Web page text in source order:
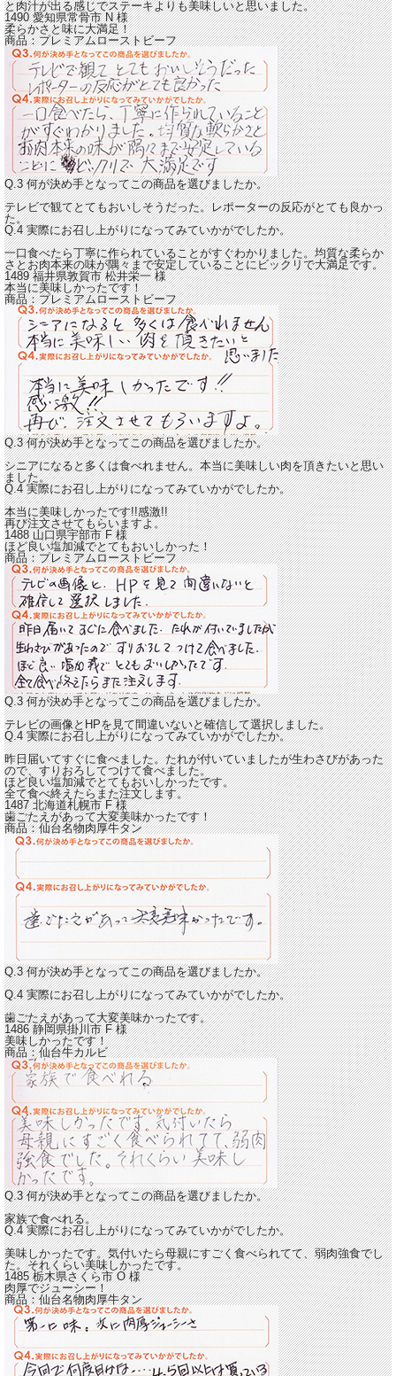
と肉汁が出る感じでステーキよりも美味しいと思いました。
1490 愛知県常骨市N様
柔らかさと味に大満足！
商品：プレミアムローストビーフ
Q.3 何が決め手となってこの商品を選びましたか。
テレビで観てとてもおいしそうだった。レポーターの反応がとても良かっ
た。
Q.4 実際にお召し上がりになってみていかがでしたか。
一口食べたら丁寧に作られていることがすぐわかりました。均質な柔らか
さとお肉本来の味が隅々まで安定していることにビックリで大満足です。
1489 福井県敦賀市松井栄一様
本当に美味しかったです！
商品：プレミアムローストビーフ
Q.3 何が決め手となってこの商品を選びましたか。
シニアになると多くは食べれません。本当に美味しい肉を頂きたいと思い
ました。
Q.4 実際にお召し上がりになってみていかがでしたか。
本当に美味しかったです!!感激!!
再び注文させてもらいますよ。
1488 山口県宇部市F様
ほど良い塩加減でとてもおいしかった！
商品：プレミアムローストビーフ
Q.3 何が決め手となってこの商品を選びましたか。
テレビの画像とHPを見て間違いないと確信して選択しました。
Q.4 実際にお召し上がりになってみていかがでしたか。
昨日届いてすぐに食べました。たれが付いていましたが生わさびがあった
ので、すりおろしてつけて食べました。
ほど良い塩加減でとてもおいしかったです。
全て食べ終えたらまた注文します。
1487 北海道札幌市F様
歯ごたえがあって大変美味かったです！
商品：仙台名物肉厚牛タン
Q.3 何が決め手となってこの商品を選びましたか。
Q.4 実際にお召し上がりになってみていかがでしたか。
歯ごたえがあって大変美味かったです。
1486 静岡県掛川市F様
美味しかったです！
商品：仙台牛カルビ
Q.3 何が決め手となってこの商品を選びましたか。
家族で食べれる。
Q.4 実際にお召し上がりになってみていかがでしたか。
美味しかったです。気付いたら母親にすごく食べられてて、弱肉強食でし
た。それくらい美味しかったです。
1485 栃木県さくら市O様
肉厚でジューシー！
商品：仙台名物肉厚牛タン